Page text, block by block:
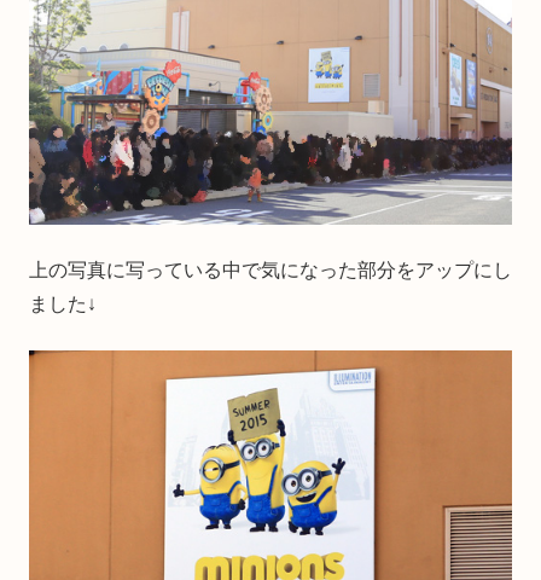
上の写真に写っている中で気になった部分をアップにし
ました↓